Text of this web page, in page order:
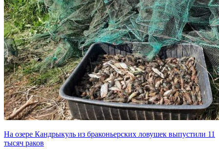
На озере Кандрыкуль из браконьерских ловушек выпустили 11
тысяч раков